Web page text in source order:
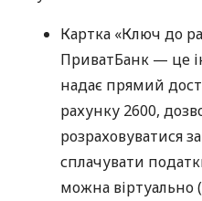
Картка «Ключ до
ПриватБанк — це
надає прямий
рахунку 2600,
розраховуватися
сплачувати
можна віртуально